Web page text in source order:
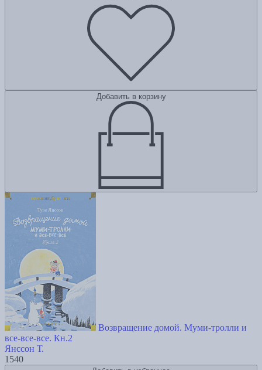
Добавить в корзину
Возвращение домой. Муми-тролли и
все-все-все. Кн.2
Янссон Т.
1540